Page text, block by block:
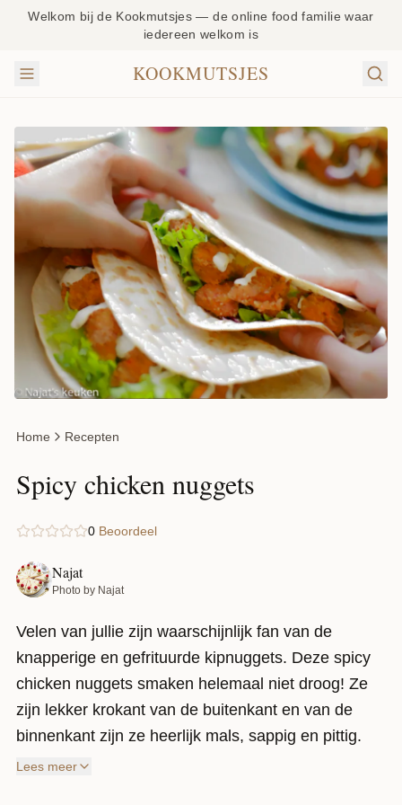
Welkom bij de Kookmutsjes — de online food familie waar
iedereen welkom is
KOOKMUTSJES
Home Recepten
Spicy chicken nuggets
0 Beoordeel
Najat
Photo by Najat
Velen van jullie zijn waarschijnlijk fan van de
knapperige en gefrituurde kipnuggets. Deze spicy
chicken nuggets smaken helemaal niet droog! Ze
zijn lekker krokant van de buitenkant en van de
binnenkant zijn ze heerlijk mals, sappig en pittig.
Het is ontzettend makkelijk te maken en snel
Lees meer